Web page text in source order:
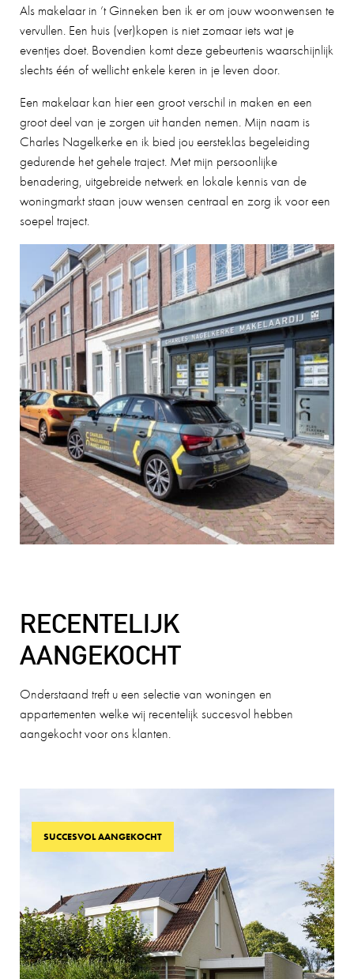
Als makelaar in ’t Ginneken ben ik er om jouw woonwensen te
vervullen. Een huis (ver)kopen is niet zomaar iets wat je
eventjes doet. Bovendien komt deze gebeurtenis waarschijnlijk
slechts één of wellicht enkele keren in je leven door.
Een makelaar kan hier een groot verschil in maken en een
groot deel van je zorgen uit handen nemen. Mijn naam is
Charles Nagelkerke en ik bied jou eersteklas begeleiding
gedurende het gehele traject. Met mijn persoonlijke
benadering, uitgebreide netwerk en lokale kennis van de
woningmarkt staan jouw wensen centraal en zorg ik voor een
soepel traject.
RECENTELIJK
AANGEKOCHT
Onderstaand treft u een selectie van woningen en
appartementen welke wij recentelijk succesvol hebben
aangekocht voor ons klanten.
SUCCESVOL AANGEKOCHT